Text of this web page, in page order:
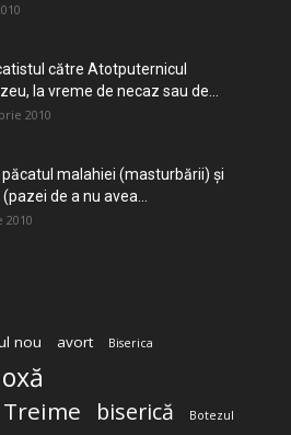
către Atotputernicul
la vreme de necaz sau de...
2010
păcatul malahiei (masturbării) şi
de a nu avea...
2010
nou avort Biserica
biserică Botezul